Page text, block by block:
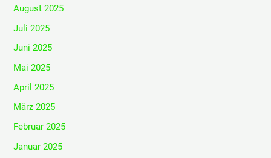
August 2025
Juli 2025
Juni 2025
Mai 2025
April 2025
März 2025
Februar 2025
Januar 2025